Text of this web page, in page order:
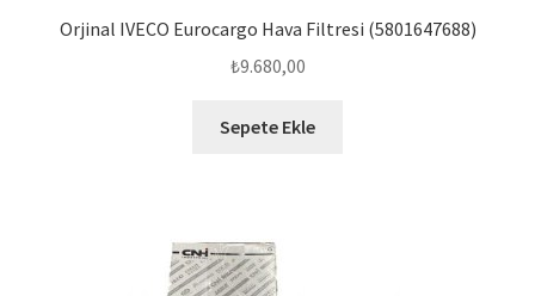
Orjinal IVECO Eurocargo Hava Filtresi (5801647688)
₺9.680,00
Sepete Ekle